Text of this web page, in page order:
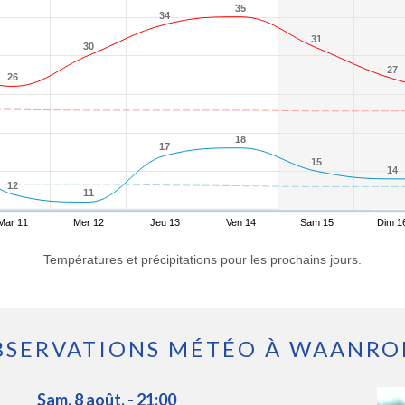
26
26
30
30
34
34
35
35
31
31
27
27
12
12
11
11
17
17
18
18
15
15
14
14
11 Mer 12 Jeu 13 Ven 14 Sam 15 Dim
Températures et précipitations pour les prochains jours.
MÉTÉO À
Sam. 8 août. - 21:00